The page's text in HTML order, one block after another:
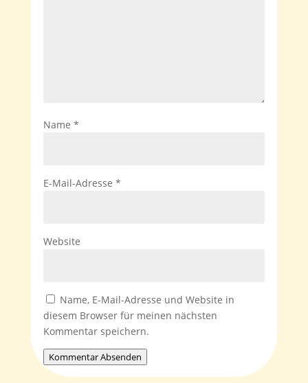
Name *
E-Mail-Adresse *
Website
Name, E-Mail-Adresse und Website in
diesem Browser für meinen nächsten
Kommentar speichern.
Kommentar Absenden